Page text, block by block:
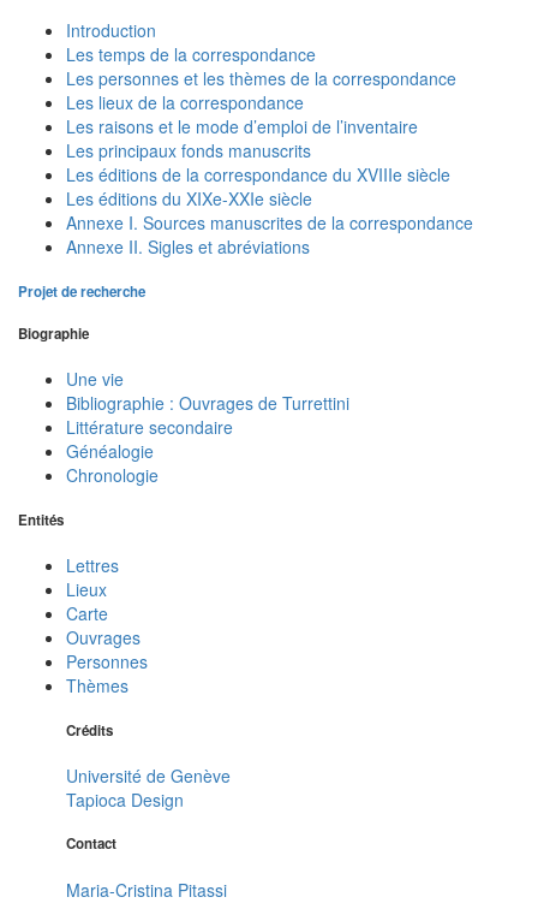
Introduction
Les temps de la correspondance
Les personnes et les thèmes de la correspondance
Les lieux de la correspondance
Les raisons et le mode d’emploi de l’inventaire
Les principaux fonds manuscrits
Les éditions de la correspondance du XVIIIe siècle
Les éditions du XIXe-XXIe siècle
Annexe I. Sources manuscrites de la correspondance
Annexe II. Sigles et abréviations
Projet de recherche
Biographie
Une vie
Bibliographie : Ouvrages de Turrettini
Littérature secondaire
Généalogie
Chronologie
Entités
Lettres
Lieux
Carte
Ouvrages
Personnes
Thèmes
Crédits
Université de Genève
Tapioca Design
Contact
Maria-Cristina Pitassi